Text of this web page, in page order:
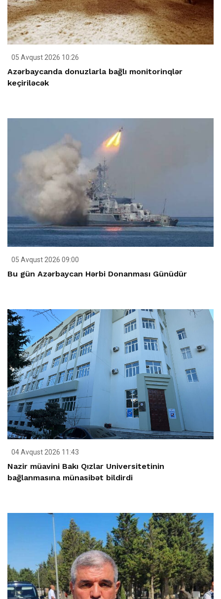
05 Avqust 2026 10:26
Azərbaycanda donuzlarla bağlı monitorinqlər
keçiriləcək
05 Avqust 2026 09:00
Bu gün Azərbaycan Hərbi Donanması Günüdür
04 Avqust 2026 11:43
Nazir müavini Bakı Qızlar Universitetinin
bağlanmasına münasibət bildirdi